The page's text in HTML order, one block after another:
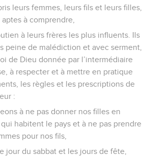
leurs femmes, leurs fils et leurs filles,
à comprendre,
à leurs frères les plus influents. Ils
peine de malédiction et avec serment,
de Dieu donnée par l’intermédiaire
à respecter et à mettre en pratique
les règles et les prescriptions de
:
à ne pas donner nos filles en
habitent le pays et à ne pas prendre
pour nos fils,
jour du sabbat et les jours de fête,